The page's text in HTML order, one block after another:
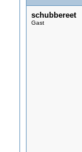
schubbereet
Gast